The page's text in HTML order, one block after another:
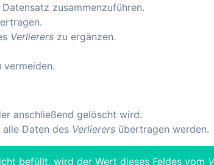
zusammenzuführen.
Verlierers zu ergänzen.
anschließend gelöscht wird.
Daten des Verlierers übertragen werden.
befüllt, wird der Wert dieses Feldes vom